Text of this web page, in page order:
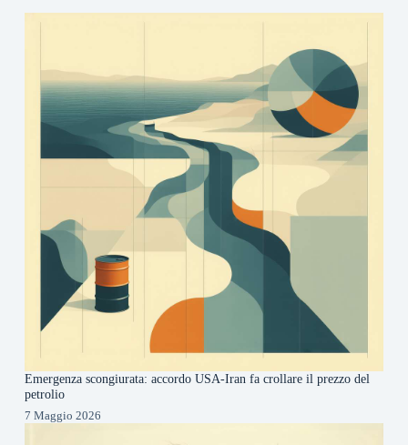
Emergenza scongiurata: accordo USA-Iran fa crollare il prezzo del
petrolio
7 Maggio 2026